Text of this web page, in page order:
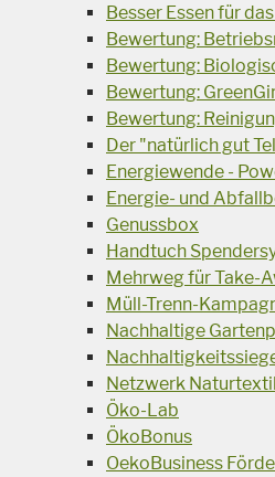
Besser Essen für
Bewertung:
Bewertung:
Bewertung:
Bewertung:
Der "natürlich gut
Energiewende -
Energie- und
Genussbox
Handtuch
Mehrweg für Take-
Müll-Trenn-
Nachhaltige
Netzwerk
Öko-Lab
ÖkoBonus
OekoBusiness